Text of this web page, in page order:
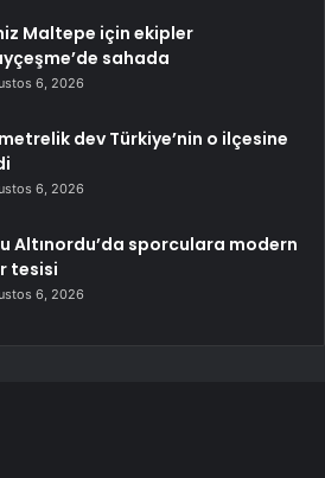
Maltepe için ekipler
sahada
6, 2026
dev Türkiye’nin o ilçesine
6, 2026
Altınordu’da sporculara modern
tesisi
6, 2026